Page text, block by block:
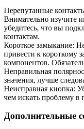
Перепутанные
Внимательно изучите
убедитесь, что вы
контактам.
Короткое замыкание:
привести к
компонентов.
Неправильная
значения, лучше
Неисправная кнопка:
чем искать проблему в
Дополнительные